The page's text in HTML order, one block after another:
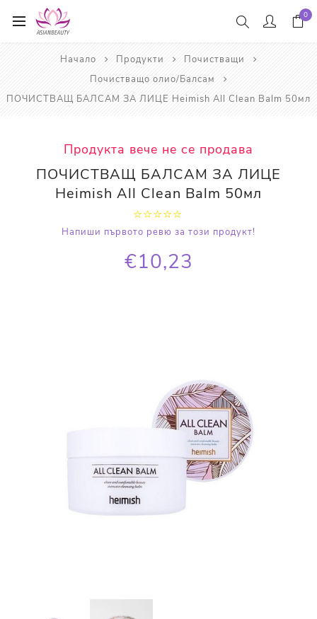
0
Начало Продукти
Почистващи
Почистващо олио/Балсам
ПОЧИСТВАЩ БАЛСАМ ЗА ЛИЦЕ Heimish All Clean Balm 50мл
Продукта вече не се продава
ПОЧИСТВАЩ БАЛСАМ ЗА ЛИЦЕ
Heimish All Clean Balm 50мл
Напиши първото ревю за този продукт!
€10,23